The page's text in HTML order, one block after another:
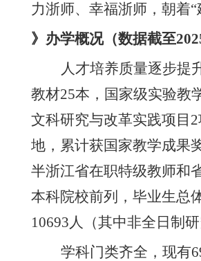
力浙师、幸福浙师，朝着
》办学概况 （数据截至202
人才培养质量逐步提
教材25本，国家级实验教
文科研究与改革实践项目 2
地，累计获国家教学成果
半浙江省在职特级教师和
本科院校前列，毕业生总
10693人（其中非全日制
学科门类齐全，现有